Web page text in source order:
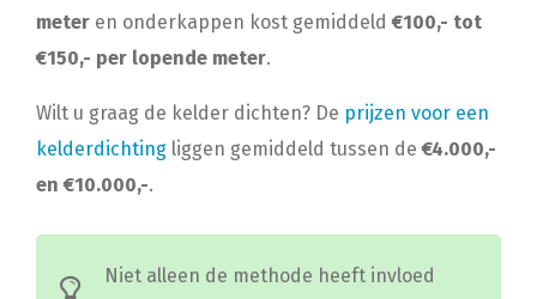
meter en onderkappen kost gemiddeld€100,- tot
€150,- per lopende meter.
Wilt u graag de kelder dichten? De prijzen voor een
kelderdichting liggen gemiddeld tussen de€4.000,-
en €10.000,-.
Niet alleen de methode heeft invloed